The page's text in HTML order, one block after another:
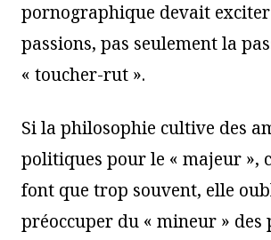
pornographique devait exciter
passions, pas seulement la
« toucher-rut ».
Si la philosophie cultive des
politiques pour le « majeur »,
font que trop souvent, elle
préoccuper du « mineur » des